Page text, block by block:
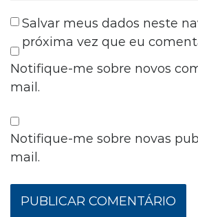
Salvar meus dados neste
próxima vez que eu
Notifique-me sobre novos
mail.
Notifique-me sobre novas
mail.